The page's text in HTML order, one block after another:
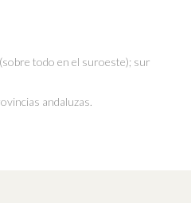
todo en el suroeste); sur
andaluzas.